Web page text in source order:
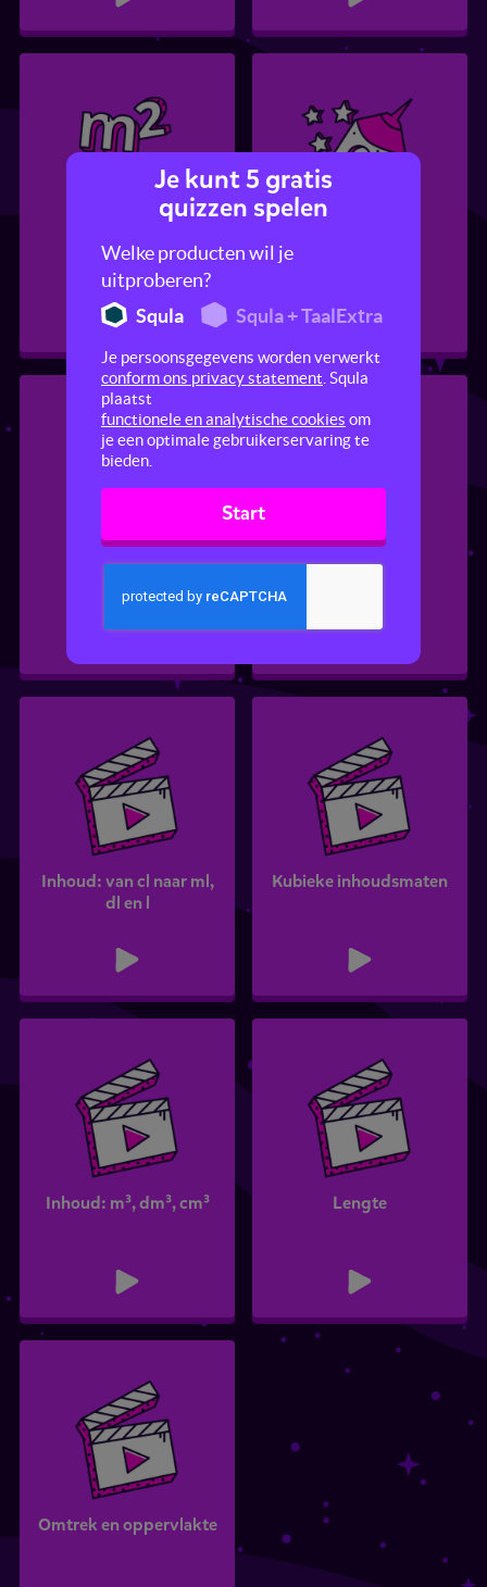
Meten Inhoud
Inhoud: van cl naar ml,
dl en l
Kubieke inhoudsmaten
Inhoud: m³, dm³, cm³ Lengte
Omtrek en oppervlakte
Je kunt 5 gratis
quizzen spelen
Welke producten wil je
uitproberen?
Squla
Squla + TaalExtra
Je persoonsgegevens worden verwerkt
conform ons privacy statement . Squla
plaatst
functionele en analytische cookies om
je een optimale gebruikerservaring te
bieden.
Start